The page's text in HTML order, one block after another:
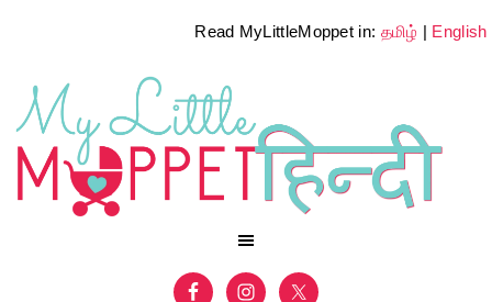
Read MyLittleMoppet in: தமிழ் | English